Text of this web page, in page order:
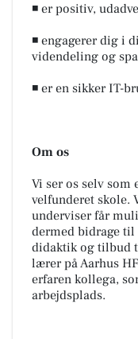
◾ er positiv,
◾ engagerer dig i
videndeling og
◾ er en sikker IT-
Om os
Vi ser os selv
velfunderet skole.
underviser får
dermed bidrage
didaktik og tilbud
lærer på Aarhus
erfaren kollega,
arbejdsplads.